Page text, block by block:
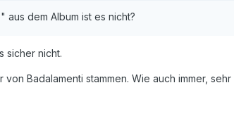
dem Album ist es nicht?
sicher nicht.
Badalamenti stammen. Wie auch immer,